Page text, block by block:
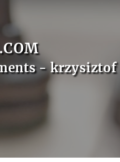
- krzysiztof